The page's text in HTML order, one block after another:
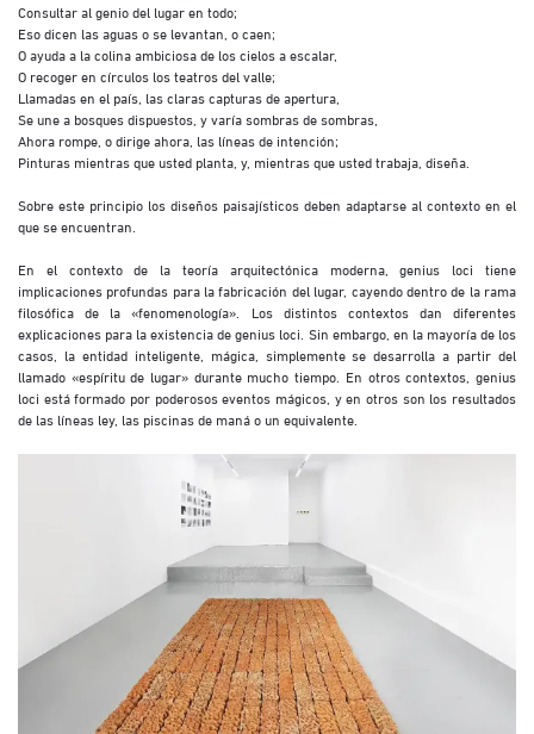
Consultar al genio del lugar en todo;
Eso dicen las aguas o se levantan, o caen;
O ayuda a la colina ambiciosa de los cielos a escalar,
O recoger en círculos los teatros del valle;
Llamadas en el país, las claras capturas de apertura,
Se une a bosques dispuestos, y varía sombras de sombras,
Ahora rompe, o dirige ahora, las líneas de intención;
Pinturas mientras que usted planta, y, mientras que usted trabaja, diseña.
Sobre este principio los diseños paisajísticos deben adaptarse al contexto en el
que se encuentran.
En el contexto de la teoría arquitectónica moderna, genius loci tiene
implicaciones profundas para la fabricación del lugar, cayendo dentro de la rama
filosófica de la «fenomenología». Los distintos contextos dan diferentes
explicaciones para la existencia de genius loci. Sin embargo, en la mayoría de los
casos, la entidad inteligente, mágica, simplemente se desarrolla a partir del
llamado «espíritu de lugar» durante mucho tiempo. En otros contextos, genius
loci está formado por poderosos eventos mágicos, y en otros son los resultados
de las líneas ley, las piscinas de maná o un equivalente.